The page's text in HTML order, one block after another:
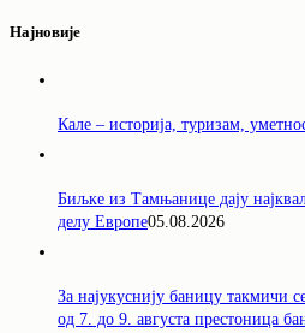
Најновије
Кале – историја, туризам,
Биљке из Тамњанице дају
делу Европе05.08.2026
За најукуснију баницу такмичи
од 7. до 9. августа престоница